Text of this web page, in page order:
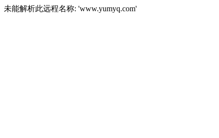
未能解析此远程名称: 'www.yumyq.com'